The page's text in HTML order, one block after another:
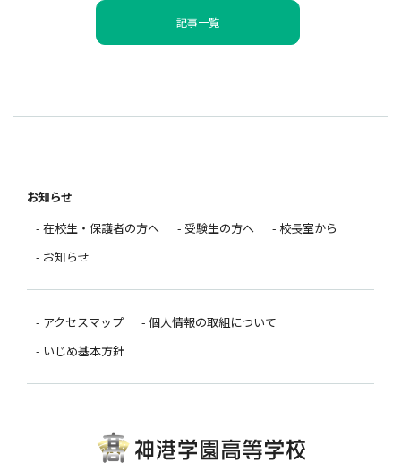
記事一覧
お知らせ
- 在校生・保護者の方へ
- 受験生の方へ
- 校長室から
- お知らせ
- アクセスマップ
- 個人情報の取組について
- いじめ基本方針